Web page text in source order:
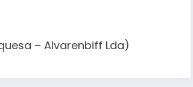
– Alvarenbiff Lda)